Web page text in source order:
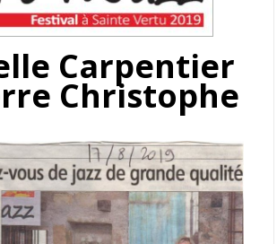
Carpentier
Christophe